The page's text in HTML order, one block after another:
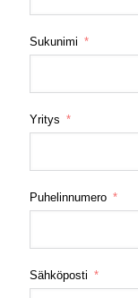
Sukunimi
Yritys
Puhelinnumero
Sähköposti